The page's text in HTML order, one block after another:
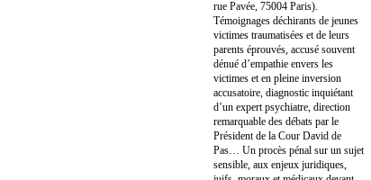
rue Pavée, 75004 Paris).
Témoignages déchirants de jeunes
victimes traumatisées et de leurs
parents éprouvés, accusé souvent
dénué d’empathie envers les
victimes et en pleine inversion
accusatoire, diagnostic inquiétant
d’un expert psychiatre, direction
remarquable des débats par le
Président de la Cour David de
Pas… Un procès pénal sur un sujet
sensible, aux enjeux juridiques,